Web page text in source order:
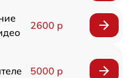
2600 р
5000 р